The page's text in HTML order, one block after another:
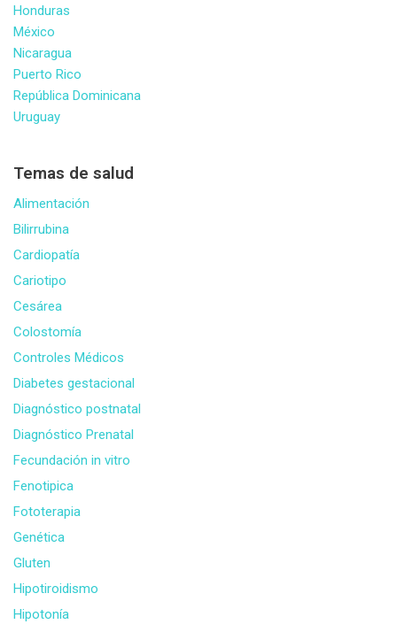
Honduras
México
Nicaragua
Puerto Rico
República Dominicana
Uruguay
Temas de salud
Alimentación
Bilirrubina
Cardiopatía
Cariotipo
Cesárea
Colostomía
Controles Médicos
Diabetes gestacional
Diagnóstico postnatal
Diagnóstico Prenatal
Fecundación in vitro
Fenotipica
Fototerapia
Genética
Gluten
Hipotiroidismo
Hipotonía